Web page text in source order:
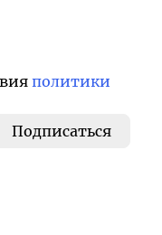
политики